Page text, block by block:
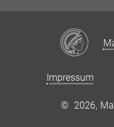
Impressum
© 2026,